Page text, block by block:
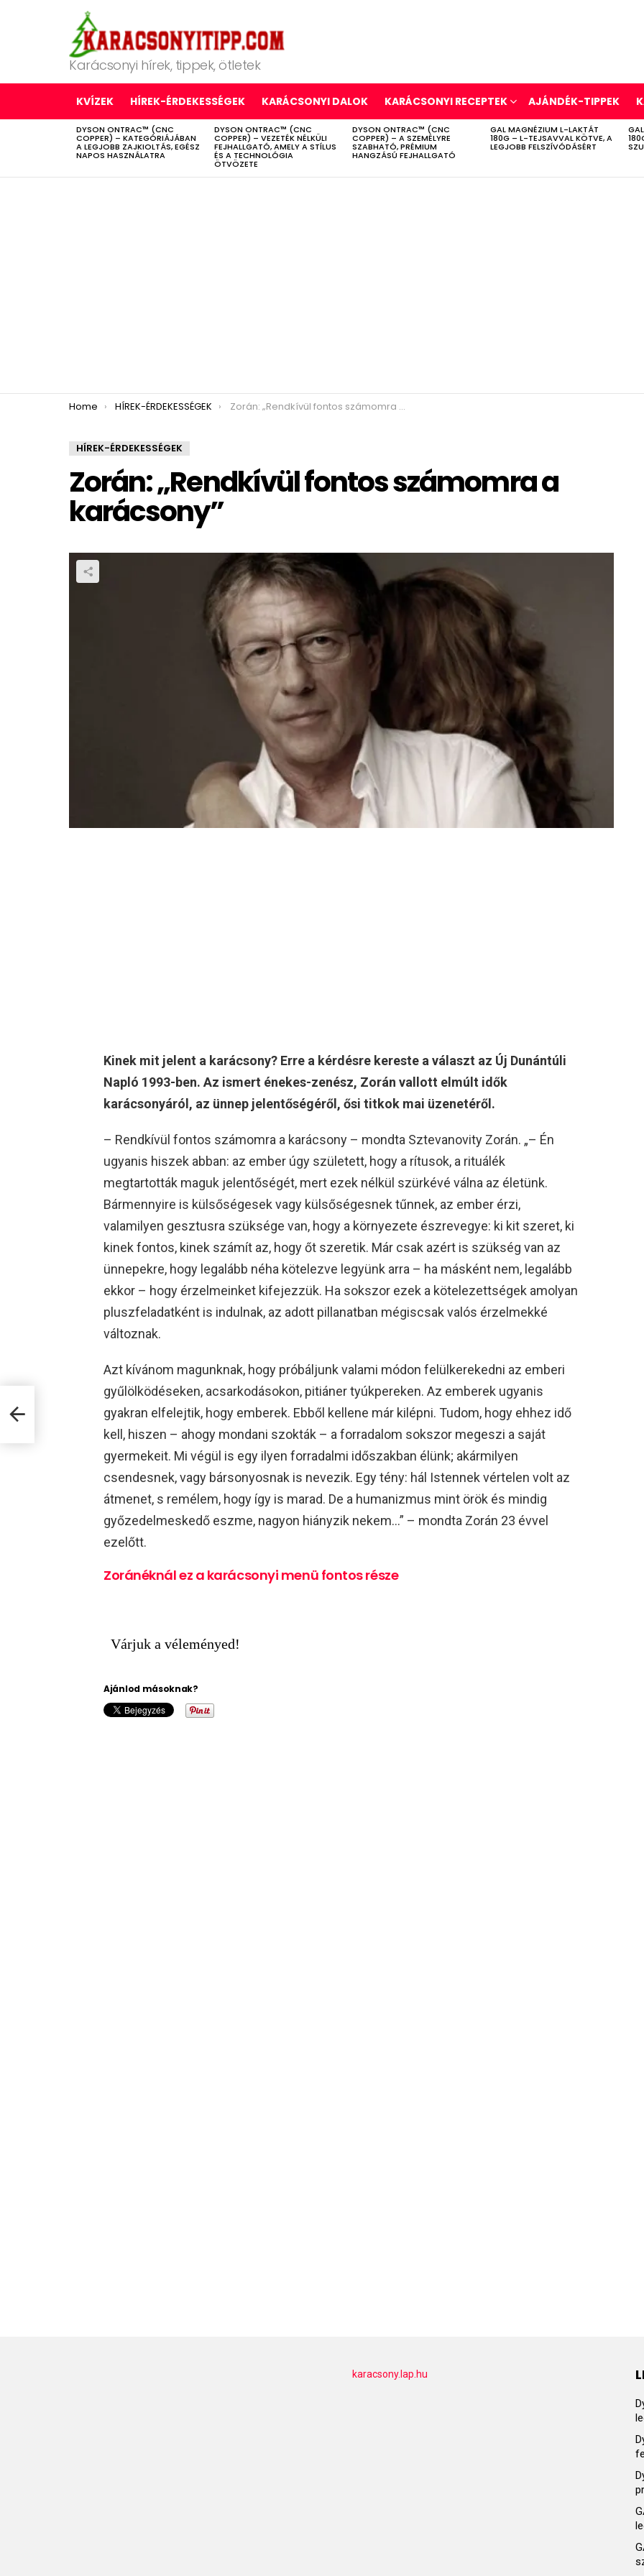
Karácsonyi hírek, tippek, ötletek
KVÍZEK HÍREK-ÉRDEKESSÉGEK KARÁCSONYI DALOK KARÁCSONYI RECEPTEK AJÁNDÉK-TIPPEK
LATEST
STORIES
DYSON ONTRAC™ (CNC
COPPER) – KATEGÓRIÁJÁBAN
A LEGJOBB ZAJKIOLTÁS, EGÉSZ
NAPOS HASZNÁLATRA
DYSON ONTRAC™ (CNC
COPPER) – VEZETÉK NÉLKÜLI
FEJHALLGATÓ, AMELY A STÍLUS
ÉS A TECHNOLÓGIA
ÖTVÖZETE
DYSON ONTRAC™ (CNC
COPPER) – A SZEMÉLYRE
SZABHATÓ, PRÉMIUM
HANGZÁSÚ FEJHALLGATÓ
GAL MAGNÉZIUM L-LAKTÁT
180G – L-TEJSAVVAL KÖTVE, A
LEGJOBB FELSZÍVÓDÁSÉRT
You are here:
Home HÍREK-ÉRDEKESSÉGEK Zorán: „Rendkívül fontos számomra a karácsony”
HÍREK-ÉRDEKESSÉGEK
Zorán: „Rendkívül fontos számomra a
karácsony”
Kinek mit jelent a karácsony? Erre a kérdésre kereste a választ az Új Dunántúli
Napló 1993-ben. Az ismert énekes-zenész, Zorán vallott elmúlt idők
karácsonyáról, az ünnep jelentőségéről, ősi titkok mai üzenetéről.
– Rendkívül fontos számomra a karácsony – mondta Sztevanovity Zorán. „– Én
ugyanis hiszek abban: az ember úgy született, hogy a rítusok, a rituálék
megtartották maguk jelentőségét, mert ezek nélkül szürkévé válna az életünk.
Bármennyire is külsőségesek vagy külsőségesnek tűnnek, az ember érzi,
valamilyen gesztusra szüksége van, hogy a környezete észrevegye: ki kit szeret, ki
kinek fontos, kinek számít az, hogy őt szeretik. Már csak azért is szükség van az
ünnepekre, hogy legalább néha kötelezve legyünk arra – ha másként nem, legalább
ekkor – hogy érzelmeinket kifejezzük. Ha sokszor ezek a kötelezettségek amolyan
pluszfeladatként is indulnak, az adott pillanatban mégiscsak valós érzelmekké
változnak.
Azt kívánom magunknak, hogy próbáljunk valami módon felülkerekedni az emberi
gyűlölködéseken, acsarkodásokon, pitiáner tyúkpereken. Az emberek ugyanis
gyakran elfelejtik, hogy emberek. Ebből kellene már kilépni. Tudom, hogy ehhez idő
kell, hiszen – ahogy mondani szokták – a forradalom sokszor megeszi a saját
gyermekeit. Mi végül is egy ilyen forradalmi időszakban élünk; akármilyen
csendesnek, vagy bársonyosnak is nevezik. Egy tény: hál Istennek vértelen volt az
átmenet, s remélem, hogy így is marad. De a humanizmus mint örök és mindig
győzedelmeskedő eszme, nagyon hiányzik nekem…” – mondta Zorán 23 évvel
ezelőtt.
Zoránéknál ez a karácsonyi menü fontos része
Várjuk a véleményed!
Ajánlod másoknak?
karacsony.lap.hu